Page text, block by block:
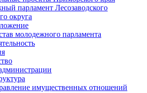
парламент Лесозаводского
округа
молодежного парламента
имущественных отношений